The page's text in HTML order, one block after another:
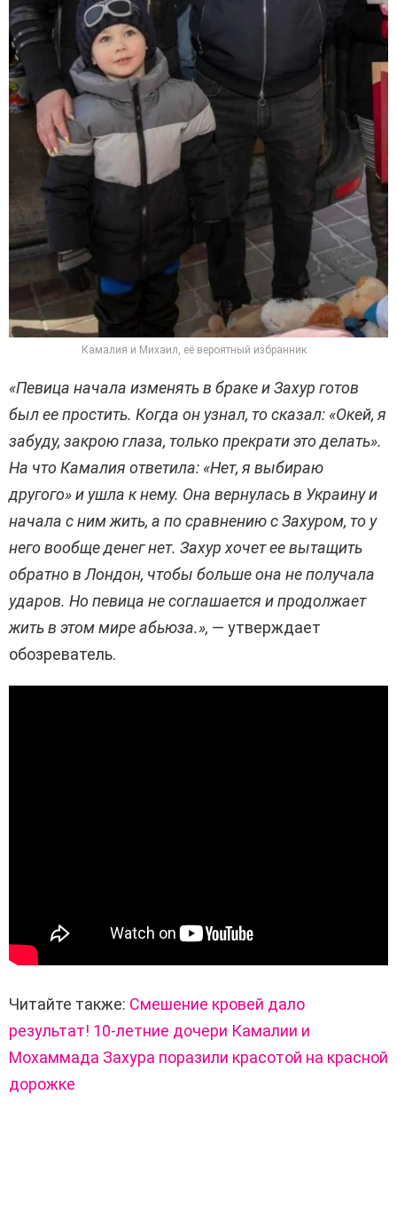
Камалия и Михаил, её вероятный избранник
«Певица начала изменять в браке и Захур готов
был ее простить. Когда он узнал, то сказал: «Окей, я
забуду, закрою глаза, только прекрати это делать».
На что Камалия ответила: «Нет, я выбираю
другого» и ушла к нему. Она вернулась в Украину и
начала с ним жить, а по сравнению с Захуром, то у
него вообще денег нет. Захур хочет ее вытащить
обратно в Лондон, чтобы больше она не получала
ударов. Но певица не соглашается и продолжает
жить в этом мире абьюза.», — утверждает
обозреватель.
Читайте также: Смешение кровей дало
результат! 10-летние дочери Камалии и
Мохаммада Захура поразили красотой на красной
дорожке